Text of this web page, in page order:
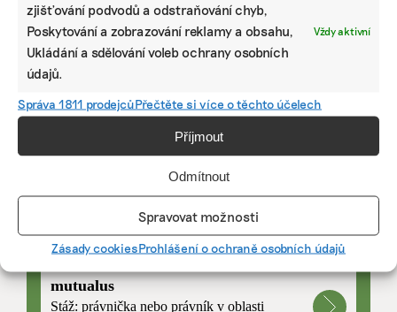
zjišťování podvodů a odstraňování chyb,
Poskytování a zobrazování reklamy a obsahu,
Ukládání a sdělování voleb ochrany osobních
údajů.
Vždy aktivní
Správa 1811 prodejcůPřečtěte si více o těchto účelech
Příjmout
Odmítnout
Spravovat možnosti
Zásady cookiesProhlášení o ochraně osobních údajů
mutualus
Stáž: právnička nebo právník v oblasti